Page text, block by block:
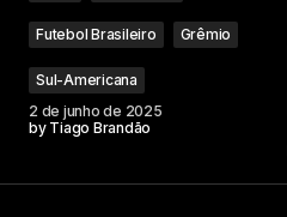
Futebol Brasileiro Grêmio
Sul-Americana
2 de junho de 2025
by Tiago Brandão